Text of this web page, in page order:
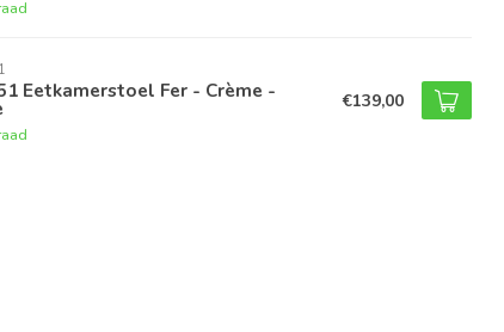
Eetkamerstoel Fer - Crème - €139,00